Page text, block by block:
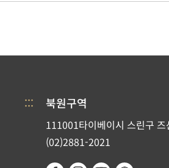
::: 북원구역
111001타이베이시 스린구
(02)2881-2021